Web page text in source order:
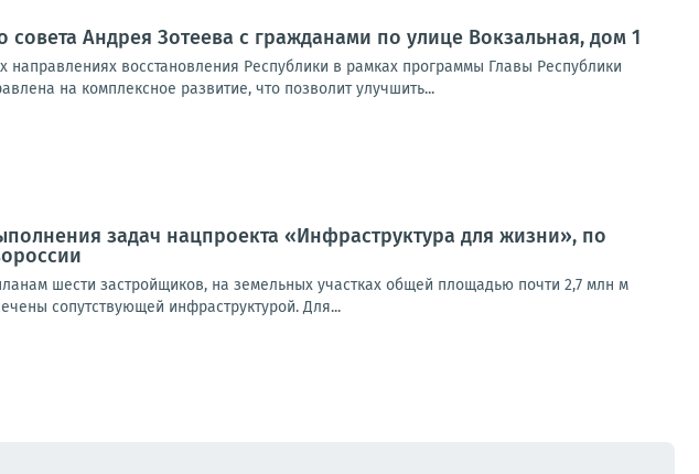
совета Андрея Зотеева с гражданами по улице Вокзальная, дом 1
восстановления Республики в рамках программы Главы Республики
на комплексное развитие, что позволит улучшить...
задач нацпроекта «Инфраструктура для жизни», по
шести застройщиков, на земельных участках общей площадью почти 2,7 млн м
сопутствующей инфраструктурой. Для...